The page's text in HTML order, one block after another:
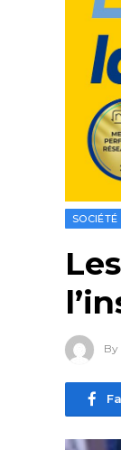
SOCIÉTÉ
By